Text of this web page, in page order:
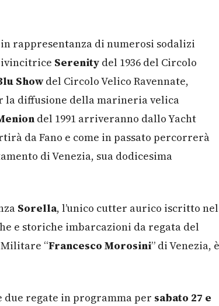
rappresentanza di numerosi sodalizi
Serenity del 1936 del Circolo
Showdel Circolo Velico Ravennate,
la diffusione della marineria velica
del 1991 arriveranno dallo Yacht
da Fano e come in passato percorrerà
di Venezia, sua dodicesima
Sorella, l’unico cutter aurico iscritto nel
e storiche imbarcazioni da regata del
Militare “Francesco Morosini” di Venezia, è
due regate in programma per sabato 27 e